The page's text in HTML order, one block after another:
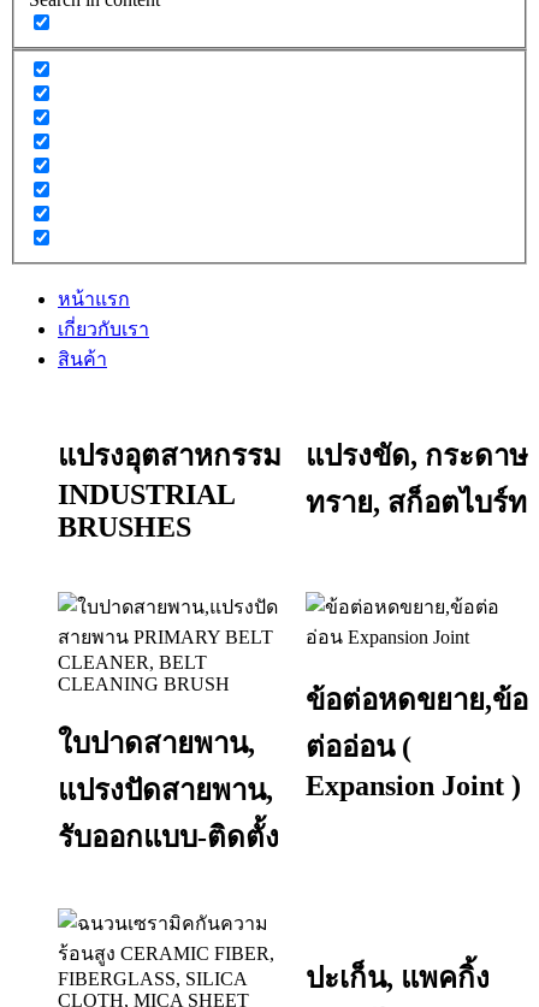
หน้าแรก
เกี่ยวกับเรา
สินค้า
แปรงอุตสาหกรรม
INDUSTRIAL
BRUSHES
แปรงขัด, กระดาษ
ทราย, สก็อตไบร์ท
ใบปาดสายพาน,
แปรงปัดสายพาน,
รับออกแบบ-ติดตั้ง
ข้อต่อหดขยาย,ข้อ
ต่ออ่อน (
Expansion Joint )
ปะเก็น, แพคกิ้ง